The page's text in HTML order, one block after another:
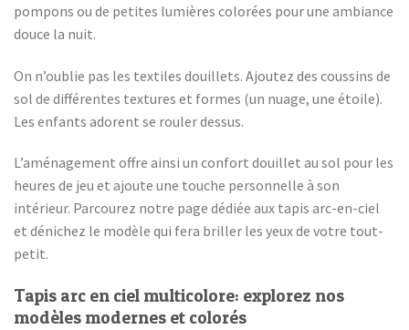
pompons ou de petites lumières colorées pour une ambiance
douce la nuit.
On n’oublie pas les textiles douillets. Ajoutez des coussins de
sol de différentes textures et formes (un nuage, une étoile).
Les enfants adorent se rouler dessus.
L’aménagement offre ainsi un confort douillet au sol pour les
heures de jeu et ajoute une touche personnelle à son
intérieur. Parcourez notre page dédiée aux tapis arc-en-ciel
et dénichez le modèle qui fera briller les yeux de votre tout-
petit.
Tapis arc en ciel multicolore: explorez nos
modèles modernes et colorés